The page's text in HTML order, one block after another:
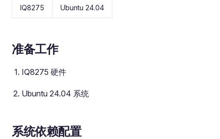
IQ8275 Ubuntu 24.04
准备工作
IQ8275 硬件
Ubuntu 24.04 系统
系统依赖配置